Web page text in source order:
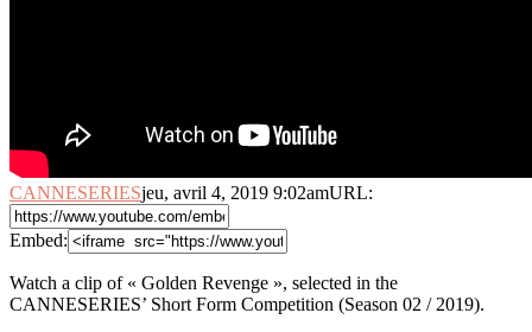
CANNESERIESjeu, avril 4, 2019 9:02amURL:
Embed:
Watch a clip of « Golden Revenge », selected in the
CANNESERIES’ Short Form Competition (Season 02 / 2019).